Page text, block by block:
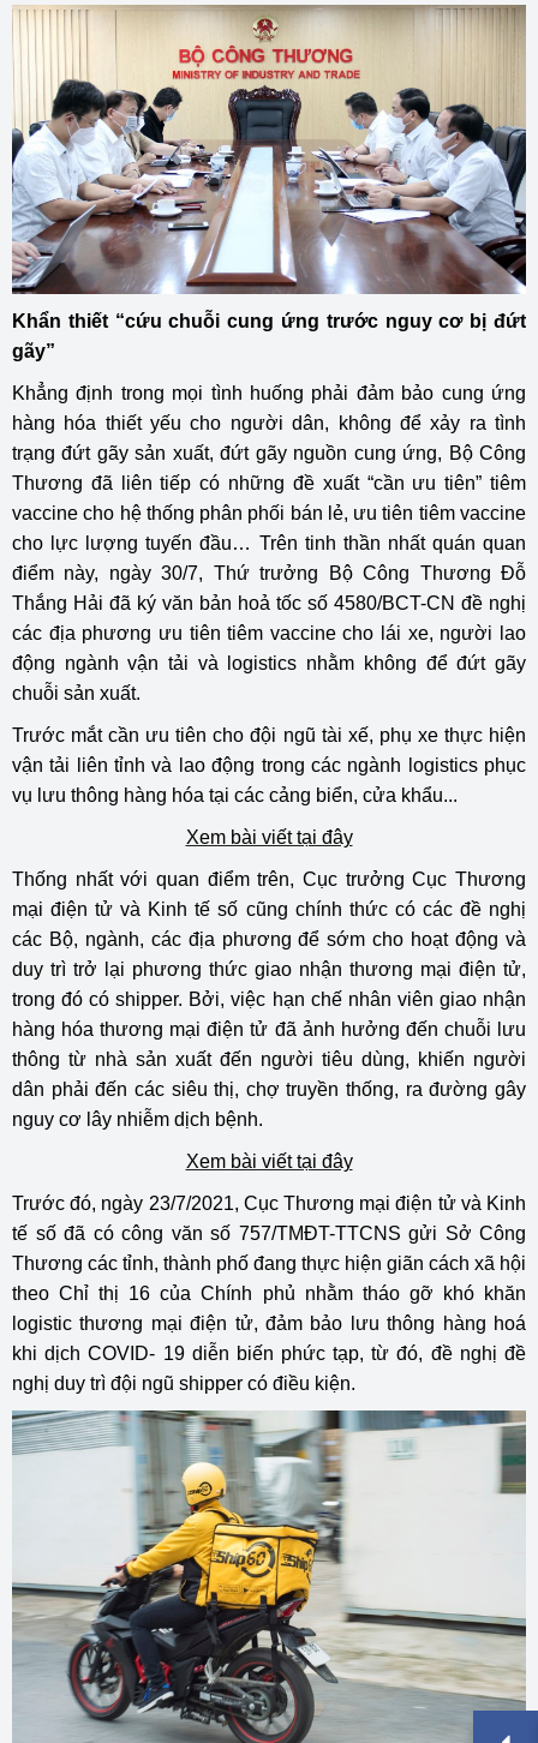
Khẩn thiết “cứu chuỗi cung ứng trước nguy cơ bị đứt
gãy”
Khẳng định trong mọi tình huống phải đảm bảo cung ứng
hàng hóa thiết yếu cho người dân, không để xảy ra tình
trạng đứt gãy sản xuất, đứt gãy nguồn cung ứng, Bộ Công
Thương đã liên tiếp có những đề xuất “cần ưu tiên” tiêm
vaccine cho hệ thống phân phối bán lẻ, ưu tiên tiêm vaccine
cho lực lượng tuyến đầu… Trên tinh thần nhất quán quan
điểm này, ngày 30/7, Thứ trưởng Bộ Công Thương Đỗ
Thắng Hải đã ký văn bản hoả tốc số 4580/BCT-CN đề nghị
các địa phương ưu tiên tiêm vaccine cho lái xe, người lao
động ngành vận tải và logistics nhằm không để đứt gãy
chuỗi sản xuất.
Trước mắt cần ưu tiên cho đội ngũ tài xế, phụ xe thực hiện
vận tải liên tỉnh và lao động trong các ngành logistics phục
vụ lưu thông hàng hóa tại các cảng biển, cửa khẩu...
Xem bài viết tại đây
Thống nhất với quan điểm trên, Cục trưởng Cục Thương
mại điện tử và Kinh tế số cũng chính thức có các đề nghị
các Bộ, ngành, các địa phương để sớm cho hoạt động và
duy trì trở lại phương thức giao nhận thương mại điện tử,
trong đó có shipper. Bởi, việc hạn chế nhân viên giao nhận
hàng hóa thương mại điện tử đã ảnh hưởng đến chuỗi lưu
thông từ nhà sản xuất đến người tiêu dùng, khiến người
dân phải đến các siêu thị, chợ truyền thống, ra đường gây
nguy cơ lây nhiễm dịch bệnh.
Xem bài viết tại đây
Trước đó, ngày 23/7/2021, Cục Thương mại điện tử và Kinh
tế số đã có công văn số 757/TMĐT-TTCNS gửi Sở Công
Thương các tỉnh, thành phố đang thực hiện giãn cách xã hội
theo Chỉ thị 16 của Chính phủ nhằm tháo gỡ khó khăn
logistic thương mại điện tử, đảm bảo lưu thông hàng hoá
khi dịch COVID- 19 diễn biến phức tạp, từ đó, đề nghị đề
nghị duy trì đội ngũ shipper có điều kiện.